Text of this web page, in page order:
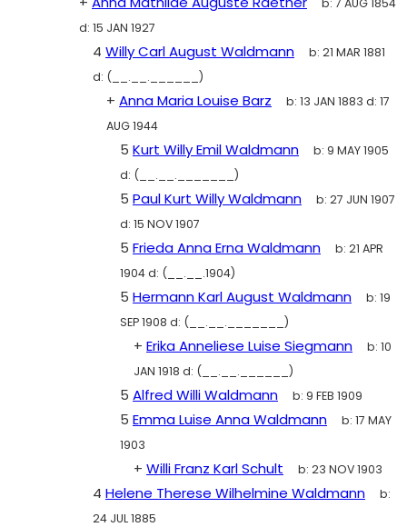
b: 7 AUG 1854
d: 15 JAN 1927
4 Willy Carl August Waldmann b: 21 MAR 1881
d: (__.__.______)
+ Anna Maria Louise Barz b: 13 JAN 1883 d: 17
AUG 1944
5 Kurt Willy Emil Waldmann b: 9 MAY 1905
d: (__.__._______)
5 Paul Kurt Willy Waldmann b: 27 JUN 1907
d: 15 NOV 1907
5 Frieda Anna Erna Waldmann b: 21 APR
1904d: (__.__.1904)
5 Hermann Karl August Waldmann b: 19
SEP 1908 d: (__.__._______)
+ Erika Anneliese Luise Siegmann b: 10
JAN 1918 d: (__.__.______)
5 Alfred Willi Waldmann b: 9 FEB 1909
5 Emma Luise Anna Waldmann b: 17 MAY
1903
+ Willi Franz Karl Schult b: 23 NOV 1903
4 Helene Therese Wilhelmine Waldmann
b:
24 JUL 1885